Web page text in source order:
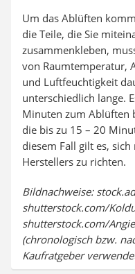
Um das Ablüften
die Teile, die Sie
zusammenkleben,
von Raumtemperatur,
und Luftfeuchtigkeit
unterschiedlich lange.
Minuten zum Ablüften
die bis zu 15 – 20
diesem Fall gilt es,
Herstellers zu richten.
Bildnachweise:
shutterstock.com/
shutterstock.com/
(chronologisch bzw.
Kaufratgeber